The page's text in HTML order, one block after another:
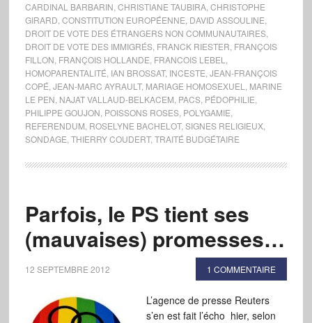
CARDINAL BARBARIN CHRISTIANE TAUBIRA, CHRISTOPHE
GIRARD CONSTITUTION EUROPÉENNE DAVID ASSOULINE
DROIT DE VOTE DES ÉTRANGERS NON COMMUNAUTAIRES,
DROIT DE VOTE DES IMMIGRÉS, FRANCK RIESTER FRANÇOIS
FILLON FRANÇOIS HOLLANDE FRANCOIS LEBEL
HOMOPARENTALITÉ IAN BROSSAT, INCESTE JEAN-FRANÇOIS
COPÉ JEAN-MARC AYRAULT, MARIAGE HOMOSEXUEL
MARINE
LE PEN NAJAT VALLAUD-BELKACEM PACS, PÉDOPHILIE
PHILIPPE GOUJON POISSONS ROSES, POLYGAMIE
REFERENDUM ROSELYNE BACHELOT, SIGNES RELIGIEUX,
SONDAGE THIERRY COUDERT, TRAITÉ BUDGÉTAIRE
Parfois, le PS tient ses
(mauvaises) promesses…
12 SEPTEMBRE 2012 1 COMMENTAIRE
L’agence de presse Reuters
s’en est fait l’écho hier, selon